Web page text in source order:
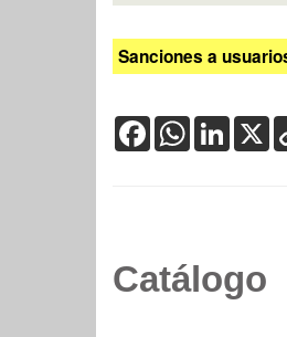
Sanciones a
FacebookWhatsAppX
Catálogo